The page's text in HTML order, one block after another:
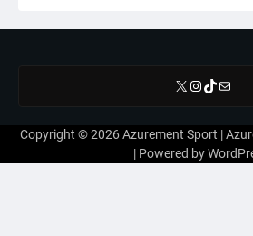
X Instagram
TikTok
E-mail
Copyright © 2026Azurement Sport |
| Powered by